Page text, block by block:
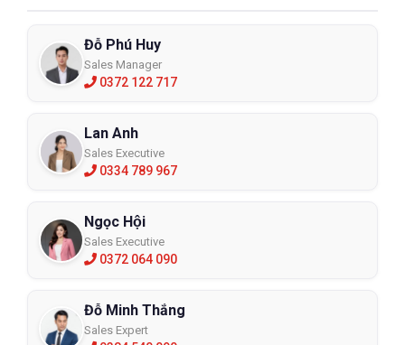
Đỗ Phú Huy
Sales Manager
0372 122 717
Lan Anh
Sales Executive
0334 789 967
Ngọc Hội
Sales Executive
0372 064 090
Đỗ Minh Thắng
Sales Expert